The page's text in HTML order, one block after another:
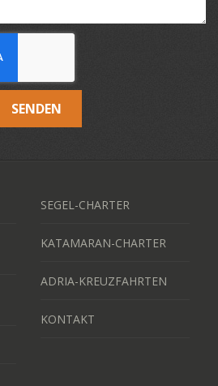
SENDEN
SEGEL-CHARTER
KATAMARAN-CHARTER
ADRIA-KREUZFAHRTEN
KONTAKT